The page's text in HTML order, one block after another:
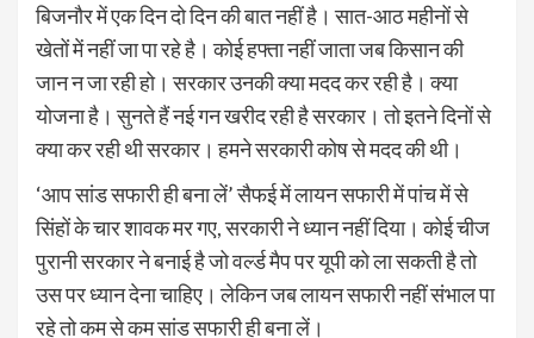
बिजनौर में एक दिन दो दिन की बात नहीं है। सात-आठ महीनों से
खेतों में नहीं जा पा रहे है। कोई हफ्ता नहीं जाता जब किसान की
जान न जा रही हो। सरकार उनकी क्‍या मदद कर रही है। क्‍या
योजना है। सुनते हैं नई गन खरीद रही है सरकार। तो इतने दिनों से
क्‍या कर रही थी सरकार। हमने सरकारी कोष से मदद की थी।
‘आप सांड सफारी ही बना लें’ सैफई में लायन सफारी में पांच में से
सिंहों के चार शावक मर गए, सरकारी ने ध्‍यान नहीं दिया। कोई चीज
पुरानी सरकार ने बनाई है जो वर्ल्‍ड मैप पर यूपी को ला सकती है तो
उस पर ध्‍यान देना चाहिए। लेकिन जब लायन सफारी नहीं संभाल पा
रहे तो कम से कम सांड सफारी ही बना लें।